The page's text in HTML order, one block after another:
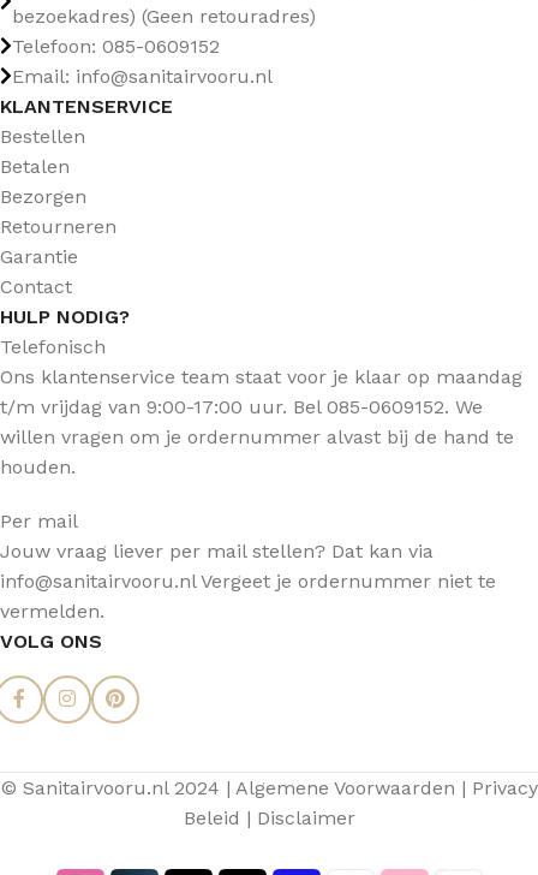
bezoekadres) (Geen retouradres)
Telefoon: 085-0609152
Email: info@sanitairvooru.nl
KLANTENSERVICE
Bestellen
Betalen
Bezorgen
Retourneren
Garantie
Contact
HULP NODIG?
Telefonisch
Ons klantenservice team staat voor je klaar op maandag
t/m vrijdag van 9:00-17:00 uur. Bel 085-0609152. We
willen vragen om je ordernummer alvast bij de hand te
houden.
Per mail
Jouw vraag liever per mail stellen? Dat kan via
info@sanitairvooru.nl Vergeet je ordernummer niet te
vermelden.
VOLG ONS
© Sanitairvooru.nl 2024 | Algemene Voorwaarden | Privacy
Beleid | Disclaimer